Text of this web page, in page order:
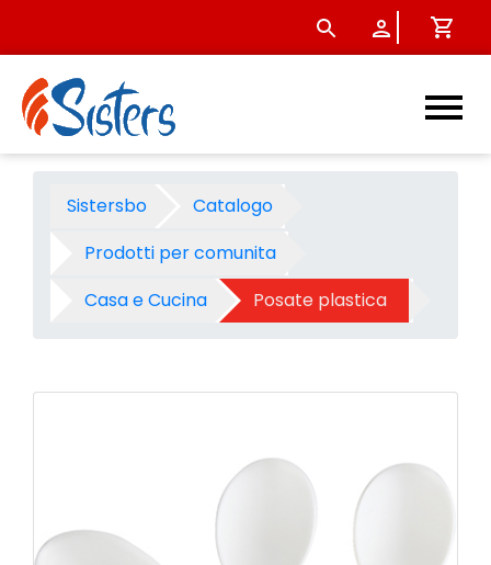
Cucchiaino bioeco c-pla
Sistersbo
Catalogo
Prodotti per comunita
Casa e Cucina
Posate plastica